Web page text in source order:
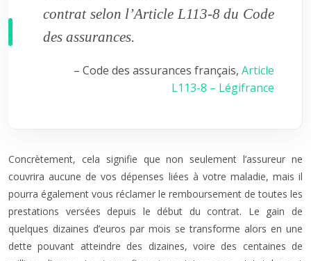
contrat selon l’Article L113-8 du Code
des assurances.
– Code des assurances français, Article
L113-8 – Légifrance
Concrètement, cela signifie que non seulement l’assureur ne
couvrira aucune de vos dépenses liées à votre maladie, mais il
pourra également vous réclamer le remboursement de toutes les
prestations versées depuis le début du contrat. Le gain de
quelques dizaines d’euros par mois se transforme alors en une
dette pouvant atteindre des dizaines, voire des centaines de